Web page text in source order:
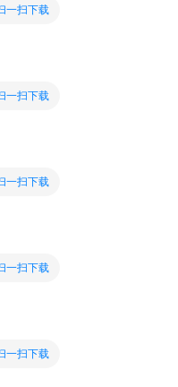
一扫下载
一扫下载
一扫下载
一扫下载
一扫下载